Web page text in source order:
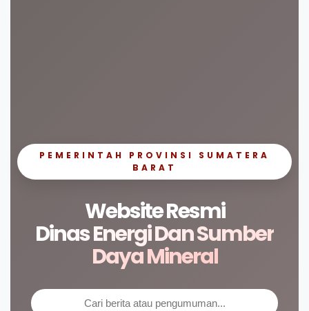
PEMERINTAH PROVINSI SUMATERA
BARAT
Website Resmi
Dinas Energi Dan Sumber
Daya Mineral